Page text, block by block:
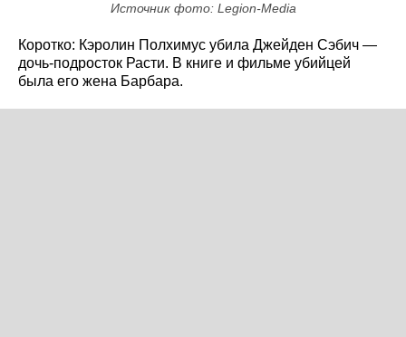
Источник фото: Legion-Media
Коротко: Кэролин Полхимус убила Джейден Сэбич —
дочь-подросток Расти. В книге и фильме убийцей
была его жена Барбара.